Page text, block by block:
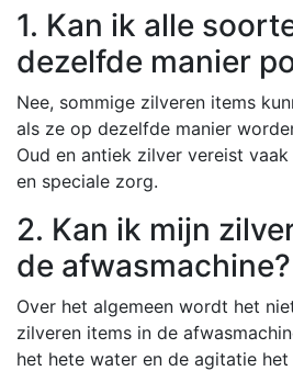
1. Kan ik alle
dezelfde manier
Nee, sommige zilveren items
als ze op dezelfde manier
Oud en antiek zilver vereist
en speciale zorg.
2. Kan ik mijn
de afwasmachine?
Over het algemeen wordt het
zilveren items in de
het hete water en de agitatie